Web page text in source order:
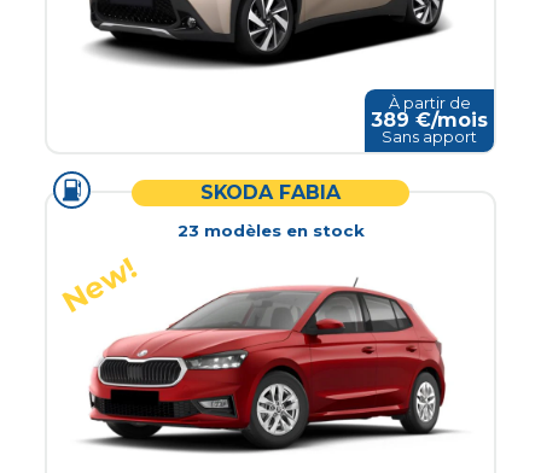
À partir de
389 €/mois
Sans apport
SKODA FABIA
23 modèlesen stock